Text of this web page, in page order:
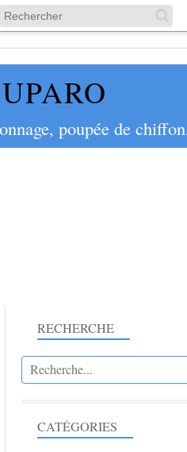
poupée de
RECHERCHE
CATÉGORIES